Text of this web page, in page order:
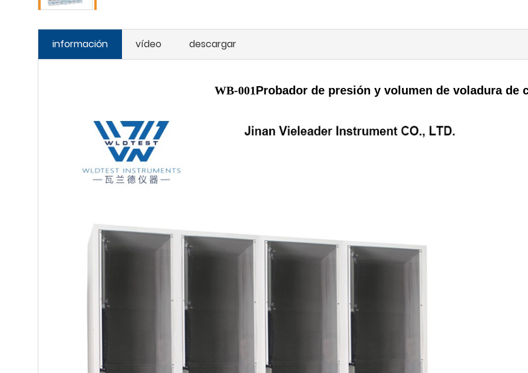
información vídeo descargar
WB-001Probador de presión y volumen de voladura de